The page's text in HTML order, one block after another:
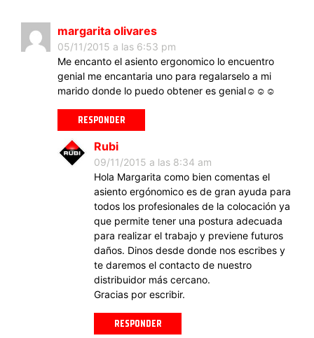
margarita olivares
05/11/2015 a las 6:53 pm
Me encanto el asiento ergonomico lo encuentro
genial me encantaria uno para regalarselo a mi
marido donde lo puedo obtener es genial☺☺☺
RESPONDER
Rubi
09/11/2015 a las 8:34 am
Hola Margarita como bien comentas el
asiento ergónomico es de gran ayuda para
todos los profesionales de la colocación ya
que permite tener una postura adecuada
para realizar el trabajo y previene futuros
daños. Dinos desde donde nos escribes y
te daremos el contacto de nuestro
distribuidor más cercano.
Gracias por escribir.
RESPONDER